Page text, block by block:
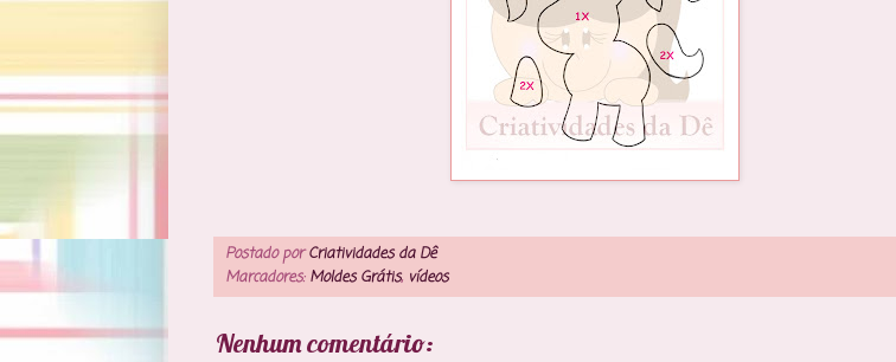
Postado porCriatividades da Dê
Marcadores: Moldes Grátis, vídeos
Nenhum comentário: